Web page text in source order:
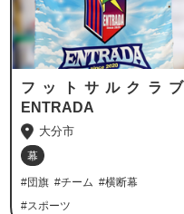
フットサルクラブ
ENTRADA
大分市
幕
#団旗 #チーム #横断幕
#スポーツ